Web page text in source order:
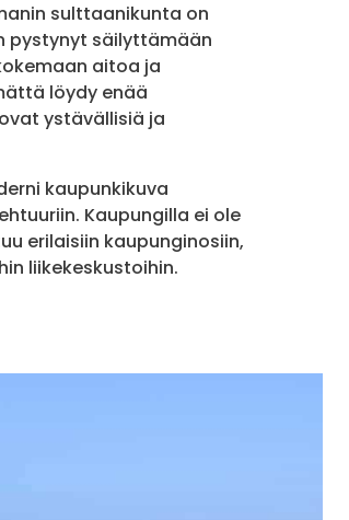
sulttaanikunta on
pystynyt säilyttämään
aitoa ja
löydy enää
ystävällisiä ja
kaupunkikuva
Kaupungilla ei ole
erilaisiin kaupunginosiin,
liikekeskustoihin.